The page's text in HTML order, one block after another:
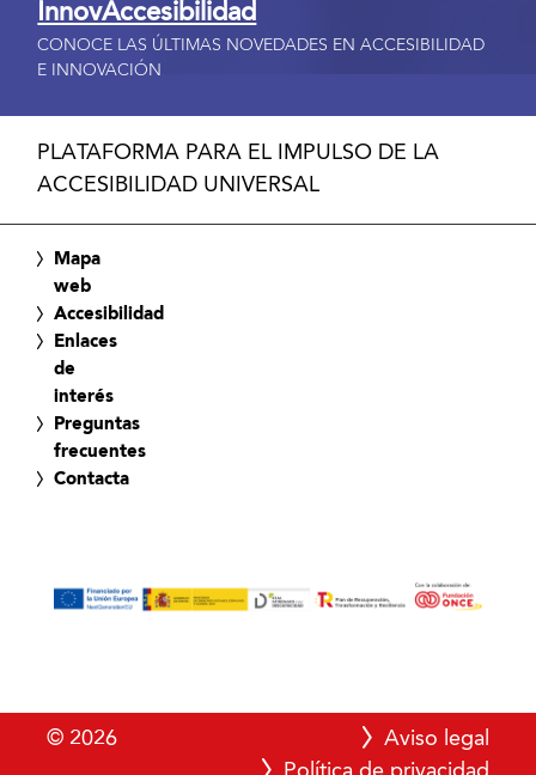
InnovAccesibilidad
CONOCE LAS ÚLTIMAS NOVEDADES EN ACCESIBILIDAD
E INNOVACIÓN
PLATAFORMA PARA EL IMPULSO DE LA
ACCESIBILIDAD UNIVERSAL
Mapa
web
Accesibilidad
Enlaces
de
interés
Preguntas
frecuentes
Contacta
© 2026
Aviso legal